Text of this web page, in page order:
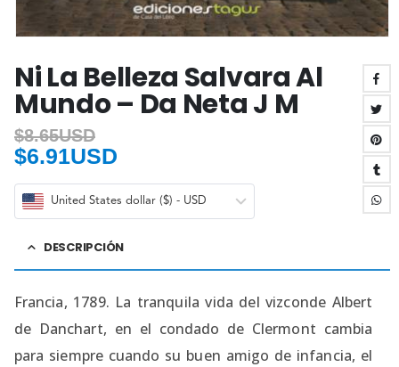
Ni La Belleza Salvara Al
Mundo – Da Neta J M
$8.65USD
$6.91USD
United States dollar ($) - USD
DESCRIPCIÓN
Francia, 1789. La tranquila vida del vizconde Albert
de Danchart, en el condado de Clermont cambia
para siempre cuando su buen amigo de infancia, el